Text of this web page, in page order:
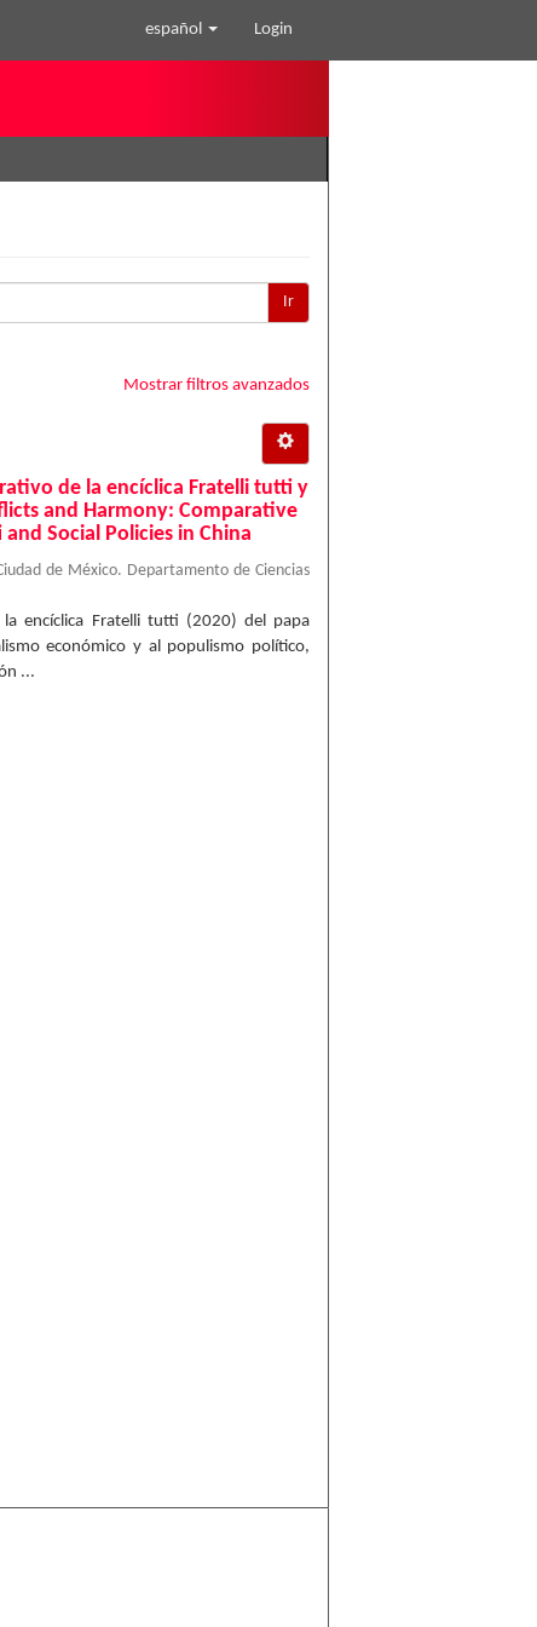
español Login
Ir
Mostrar filtros avanzados
de la encíclica Fratelli tutti y
and Harmony: Comparative
Social Policies in China
de México. Departamento de Ciencias
la encíclica Fratelli tutti (2020) del papa
económico y al populismo político,
...